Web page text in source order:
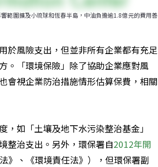
範圍擴及小琉球和恆春半島，中油負擔逾1.8億元的費用善
於風險支出，但並非所有企業都有充足
。「環境保險」除了協助企業應對風
會視企業防治措施情形估算保費，相關
如「土壤及地下水污染整治基金」
整治支出。另外，環保署自2012年開
》、《環境責任法》），但環保署副